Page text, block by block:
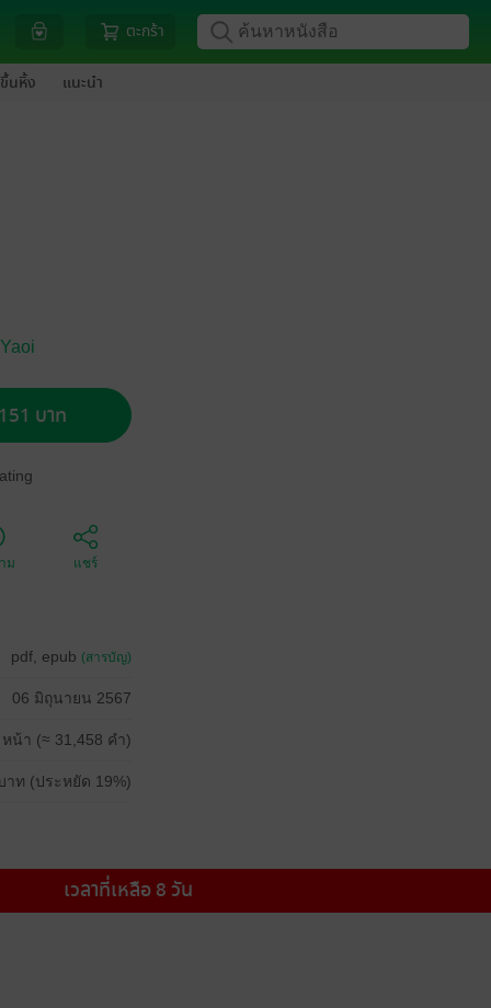
ตะกร้า
นหิ้ง แนะนำ
บาท
ม แชร์
pdf, epub (สารบัญ)
06 มิถุนายน 2567
น้า (≈ 31,458 คำ)
าท (ประหยัด 19%)
เวลาที่เหลือ 8 วัน